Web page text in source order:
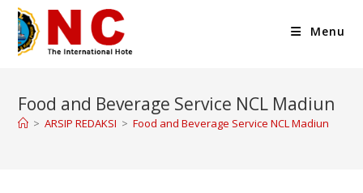
Menu
Food and Beverage Service NCL Madiun
> ARSIP REDAKSI > Food and Beverage Service NCL Madiun